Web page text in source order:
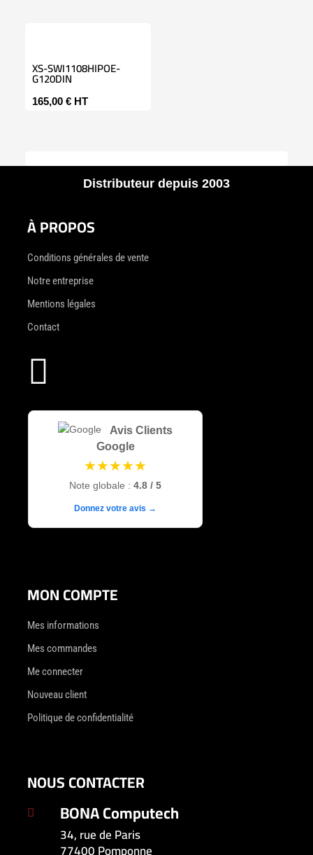
XS-SWI1108HIPOE-
G120DIN
165,00 € HT
Distributeur depuis 2003
À PROPOS
Conditions générales de vente
Notre entreprise
Mentions légales
Contact

Avis Clients
Google
★★★★★
Note globale : 4.8 / 5
Donnez votre avis →
MON COMPTE
Mes informations
Mes commandes
Me connecter
Nouveau client
Politique de confidentialité
NOUS CONTACTER
 BONA Computech
34, rue de Paris